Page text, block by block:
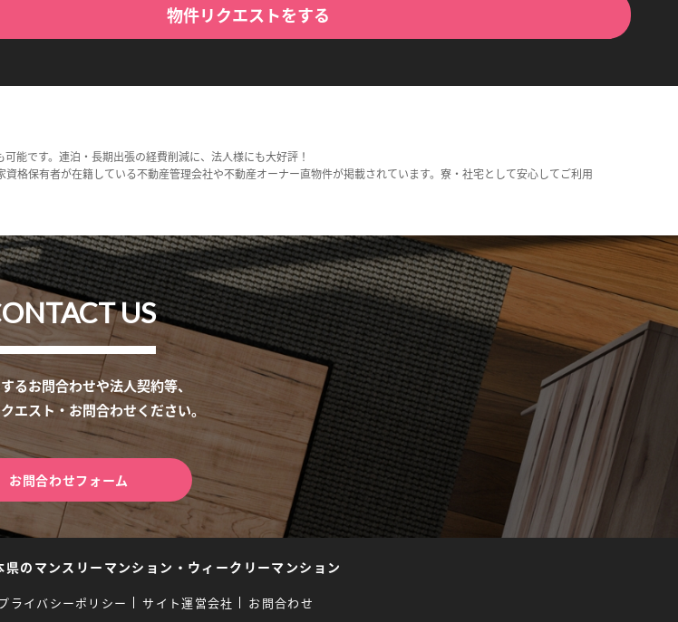
物件リクエストをする
能です。連泊・長期出張の経費削減に、法人様にも大好評！
格保有者が在籍している不動産管理会社や不動産オーナー直物件が掲載されています。寮・社宅として安心してご利用
US
るお問合わせや法人契約等、
エスト・お問合わせください。
お問合わせフォーム
県のマンスリーマンション・ウィークリーマンション
ライバシーポリシー サイト運営会社 お問合わせ